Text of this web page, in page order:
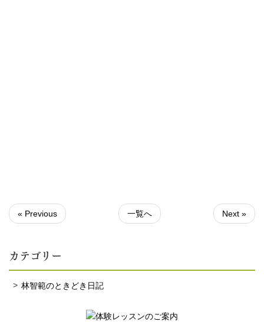
« Previous 一覧へ Next »
カテゴリー
林智範のときどき日記